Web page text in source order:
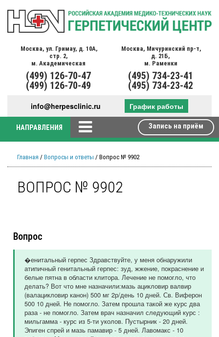
Москва, ул. Гримау, д. 10А,
стр. 2,
м. Академическая
(499) 126-70-47
(499) 126-70-49
Москва, Мичуринский пр-т,
д. 21Б,
м. Раменки
(495) 734-23-41
(495) 734-23-42
info@herpesclinic.ru График работы
НАПРАВЛЕНИЯ Запись на приём
Главная / Вопросы и ответы / Вопрос № 9902
ВОПРОС № 9902
Вопрос
�енитальный герпес Здравствуйте, у меня обнаружили
атипичный генитальный герпес: зуд, жжение, покраснение и
белые пятна в области клитора. Лечение не помогло, что
делать? Вот что мне назначили:мазь ацикловир валвир
(валацикловир канон) 500 мг 2р/день 10 дней. Св. Виферон
500 10 дней. Не помогло. Затем прошла такой же курс два
раза - не помогло. Затем врач назначил следующий курс :
мильгамма - курс из 5-ти уколов. Пустырник - 20 дней.
Эпиген спрей и мазь памавир - 5 дней. Лавомакс - 10